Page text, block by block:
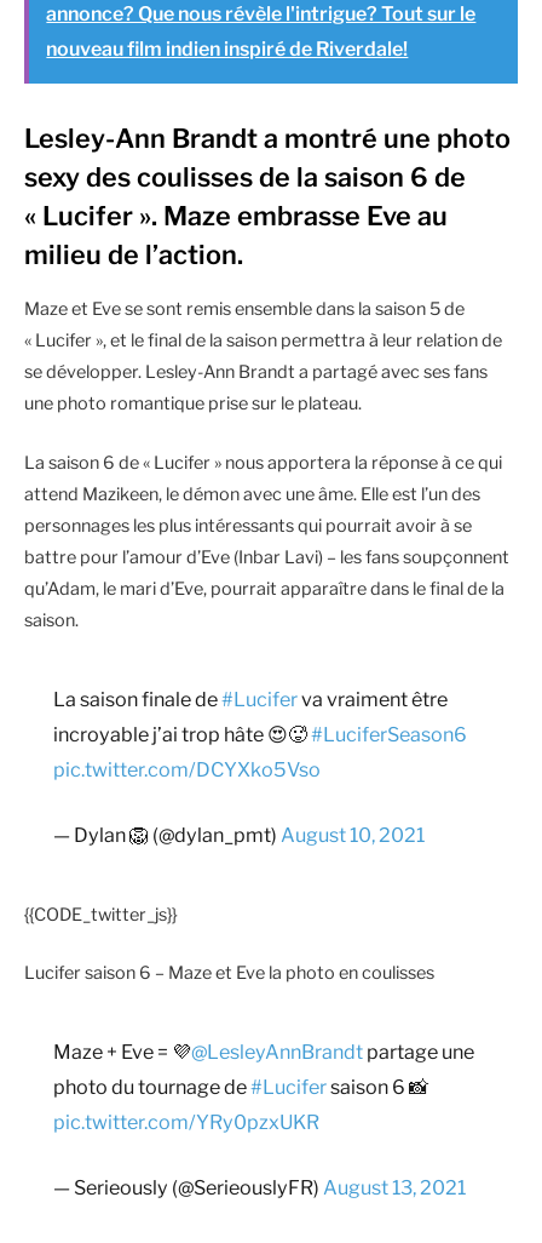
annonce? Que nous révèle l'intrigue? Tout sur le
nouveau film indien inspiré de Riverdale!
Lesley-Ann Brandt a montré une photo
sexy des coulisses de la saison 6 de
« Lucifer ». Maze embrasse Eve au
milieu de l’action.
Maze et Eve se sont remis ensemble dans la saison 5 de
« Lucifer », et le final de la saison permettra à leur relation de
se développer. Lesley-Ann Brandt a partagé avec ses fans
une photo romantique prise sur le plateau.
La saison 6 de « Lucifer » nous apportera la réponse à ce qui
attend Mazikeen, le démon avec une âme. Elle est l’un des
personnages les plus intéressants qui pourrait avoir à se
battre pour l’amour d’Eve (Inbar Lavi) – les fans soupçonnent
qu’Adam, le mari d’Eve, pourrait apparaître dans le final de la
saison.
La saison finale de#Luciferva vraiment être
incroyable j’ai trop hâte 😍🥵#LuciferSeason6
pic.twitter.com/DCYXko5Vso
— Dylan 🦁 (@dylan_pmt) August 10, 2021
{{CODE_twitter_js}}
Lucifer saison 6 – Maze et Eve la photo en coulisses
Maze + Eve = 💜@LesleyAnnBrandt partage une
photo du tournage de#Lucifersaison 6 📸
pic.twitter.com/YRy0pzxUKR
— Serieously (@SerieouslyFR) August 13, 2021